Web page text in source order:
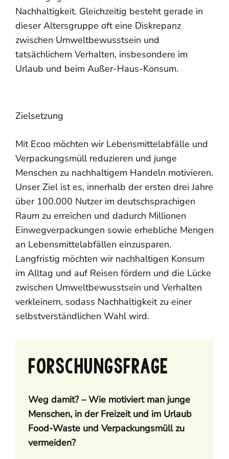
Nachhaltigkeit. Gleichzeitig besteht gerade in
dieser Altersgruppe oft eine Diskrepanz
zwischen Umweltbewusstsein und
tatsächlichem Verhalten, insbesondere im
Urlaub und beim Außer-Haus-Konsum.
Zielsetzung
Mit Ecoo möchten wir Lebensmittelabfälle und
Verpackungsmüll reduzieren und junge
Menschen zu nachhaltigem Handeln motivieren.
Unser Ziel ist es, innerhalb der ersten drei Jahre
über 100.000 Nutzer im deutschsprachigen
Raum zu erreichen und dadurch Millionen
Einwegverpackungen sowie erhebliche Mengen
an Lebensmittelabfällen einzusparen.
Langfristig möchten wir nachhaltigen Konsum
im Alltag und auf Reisen fördern und die Lücke
zwischen Umweltbewusstsein und Verhalten
verkleinern, sodass Nachhaltigkeit zu einer
selbstverständlichen Wahl wird.
FORSCHUNGSFRAGE
Weg damit? – Wie motiviert man junge
Menschen, in der Freizeit und im Urlaub
Food-Waste und Verpackungsmüll zu
vermeiden?